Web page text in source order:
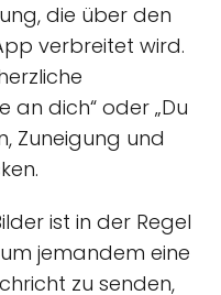
die über den
verbreitet wird.
an dich“ oder „Du
Zuneigung und
ist in der Regel
jemandem eine
zu senden,